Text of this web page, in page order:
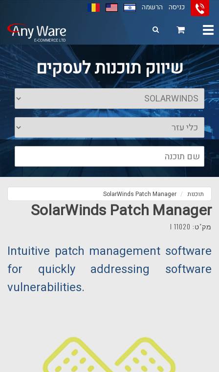
11
12
13
כניסה הרשמה
Toggle
שיווק תוכנות לעסקים
תוכנות SolarWinds Patch Manager
SolarWinds Patch Manager
מק"ט: 11020 I
Intuitive patch management software
for quickly addressing software
vulnerabilities.